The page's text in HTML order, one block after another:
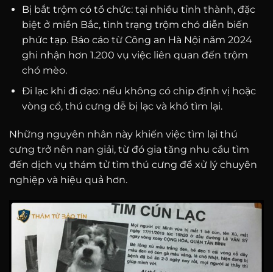
Bị bắt trộm có tổ chức: tại nhiều tỉnh thành, đặc
biệt ở miền Bắc, tình trạng trộm chó diễn biến
phức tạp. Báo cáo từ Công an Hà Nội năm 2024
ghi nhận hơn 1.200 vụ việc liên quan đến trộm
chó mèo.
Đi lạc khi đi dạo: nếu không có chip định vị hoặc
vòng cổ, thú cưng dễ bị lạc và khó tìm lại.
Những nguyên nhân này khiến việc tìm lại thú
cưng trở nên nan giải, từ đó gia tăng nhu cầu tìm
đến dịch vụ thám tử tìm thú cưng để xử lý chuyên
nghiệp và hiệu quả hơn.